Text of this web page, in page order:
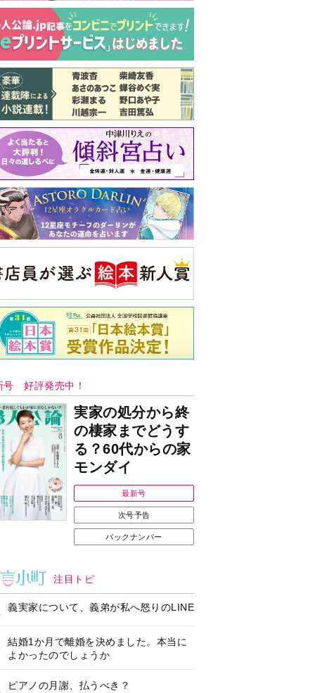
モンダイ
最新号
バックナンバー
注目トピ
義実家について、義弟が私へ怒りのLINE
よかったのでしょうか
ピアノの月謝、払うべき？
公論新社の本
52ヘルツのクジラたち
町田そのこ 著詳しくみる
フォメーション
で始める遺言を書
の準備セミナー開
耳にすっぽり！オーテ
ィコン補聴器、新しい
スタイルで All in Ear
の「オーティコン ジー
ル」を発売
オープンイヤー
ヤホン「kikippa イ
ン HERALBONY
」発売
ージについてのお詫び
と訂正